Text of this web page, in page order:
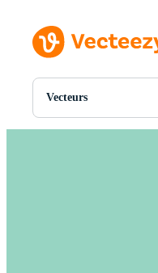
Vecteurs
Toutes Images